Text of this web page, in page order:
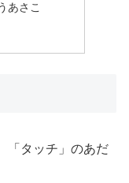
あさこ
「タッチ」のあだ